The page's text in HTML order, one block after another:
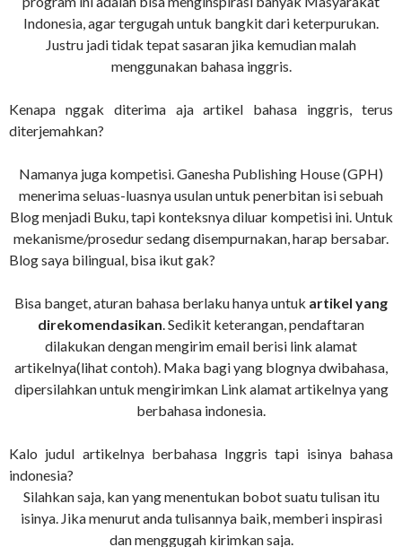
Indonesia, agar tergugah untuk bangkit dari keterpurukan.
Justru jadi tidak tepat sasaran jika kemudian malah
menggunakan bahasa inggris.
Kenapa nggak diterima aja artikel bahasa inggris, terus
diterjemahkan?
Namanya juga kompetisi. Ganesha Publishing House (GPH)
menerima seluas-luasnya usulan untuk penerbitan isi sebuah
Blog menjadi Buku, tapi konteksnya diluar kompetisi ini. Untuk
mekanisme/prosedur sedang disempurnakan, harap bersabar.
Blog saya bilingual, bisa ikut gak?
Bisa banget, aturan bahasa berlaku hanya untuk artikel yang
direkomendasikan. Sedikit keterangan, pendaftaran
dilakukan dengan mengirim email berisi link alamat
artikelnya(lihat contoh). Maka bagi yang blognya dwibahasa,
dipersilahkan untuk mengirimkan Link alamat artikelnya yang
berbahasa indonesia.
Kalo judul artikelnya berbahasa Inggris tapi isinya bahasa
indonesia?
Silahkan saja, kan yang menentukan bobot suatu tulisan itu
isinya. Jika menurut anda tulisannya baik, memberi inspirasi
dan menggugah kirimkan saja.